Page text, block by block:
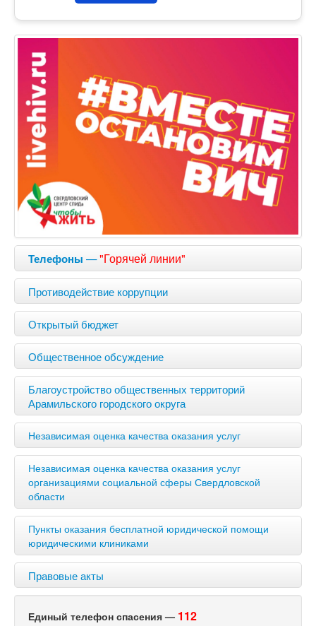
Телефоны —"Горячей линии"
Противодействие коррупции
Открытый бюджет
Общественное обсуждение
Благоустройство общественных территорий
Арамильского городского округа
Независимая оценка качества оказания услуг
Независимая оценка качества оказания услуг
организациями социальной сферы Свердловской
области
Пункты оказания бесплатной юридической помощи
юридическими клиниками
Правовые акты
Единый телефон спасения — 112